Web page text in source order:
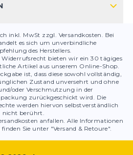
inkl. MwSt zzgl. Versandkosten. Bei
es sich um unverbindliche
des Herstellers.
Widerrufsrecht bieten wir ein 30 tägiges
Artikel aus unserem Online-Shop.
ist, dass diese sowohl vollständig,
Zustand unversehrt und ohne
oder Verschmutzung in der
zurückgeschickt wird. Die
werden hiervon selbstverständlich
nicht berührt.
anfallen. Alle Informationen
Sie unter "Versand & Retoure".